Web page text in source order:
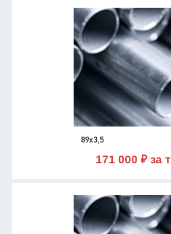
89х3,5
171 000 ₽ за т